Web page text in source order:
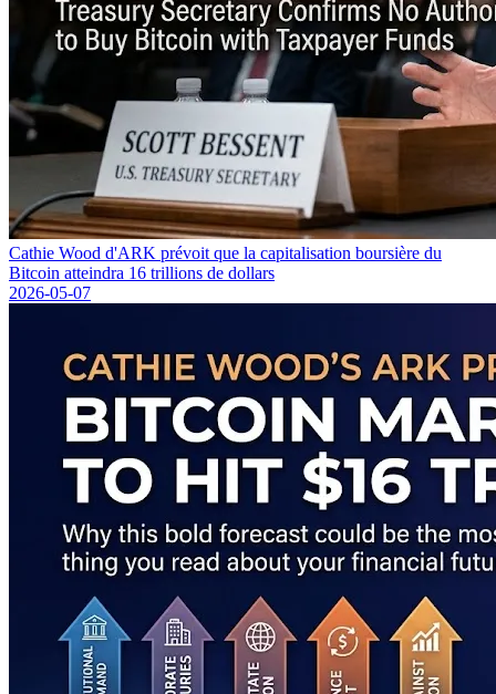
Cathie Wood d'ARK prévoit que la capitalisation boursière du
Bitcoin atteindra 16 trillions de dollars
2026-05-07